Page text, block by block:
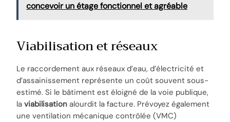
concevoir un étage fonctionnel et agréable
Viabilisation et réseaux
Le raccordement aux réseaux d’eau, d’électricité et
d’assainissement représente un coût souvent sous-
estimé. Si le bâtiment est éloigné de la voie publique,
laviabilisation alourdit la facture. Prévoyez également
une ventilation mécanique contrôlée (VMC)